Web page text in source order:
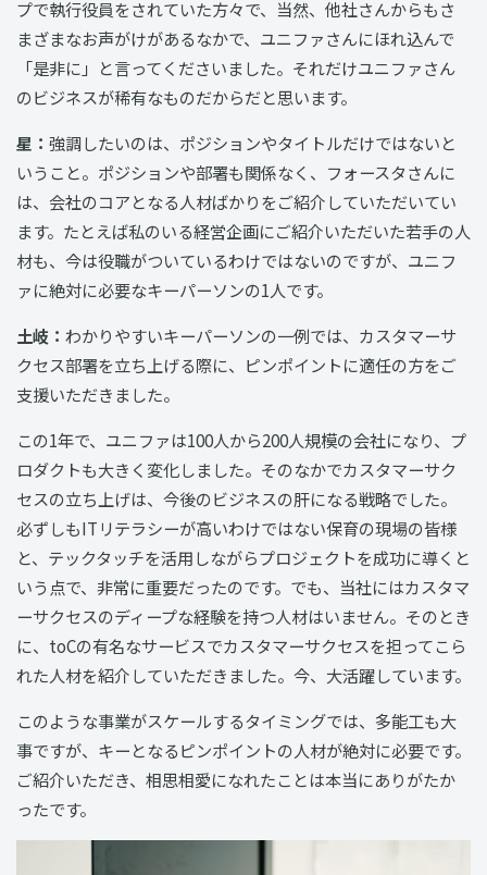
プで執行役員をされていた方々で、当然、他社さんからもさ
まざまなお声がけがあるなかで、ユニファさんにほれ込んで
「是非に」と言ってくださいました。それだけユニファさん
のビジネスが稀有なものだからだと思います。
星： 強調したいのは、ポジションやタイトルだけではないと
いうこと。ポジションや部署も関係なく、フォースタさんに
は、会社のコアとなる人材ばかりをご紹介していただいてい
ます。たとえば私のいる経営企画にご紹介いただいた若手の人
材も、今は役職がついているわけではないのですが、ユニフ
ァに絶対に必要なキーパーソンの1人です。
土岐： わかりやすいキーパーソンの一例では、カスタマーサ
クセス部署を立ち上げる際に、ピンポイントに適任の方をご
支援いただきました。
この1年で、ユニファは100人から200人規模の会社になり、プ
ロダクトも大きく変化しました。そのなかでカスタマーサク
セスの立ち上げは、今後のビジネスの肝になる戦略でした。
必ずしもITリテラシーが高いわけではない保育の現場の皆様
と、テックタッチを活用しながらプロジェクトを成功に導くと
いう点で、非常に重要だったのです。でも、当社にはカスタマ
ーサクセスのディープな経験を持つ人材はいません。そのとき
に、toCの有名なサービスでカスタマーサクセスを担ってこら
れた人材を紹介していただきました。今、大活躍しています。
このような事業がスケールするタイミングでは、多能工も大
事ですが、キーとなるピンポイントの人材が絶対に必要です。
ご紹介いただき、相思相愛になれたことは本当にありがたか
ったです。